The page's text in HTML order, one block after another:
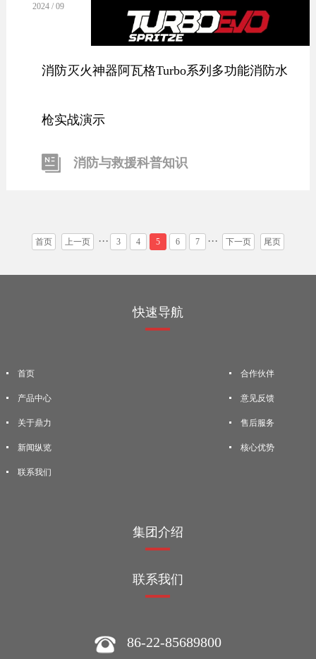
2024 / 09
消防灭火神器阿瓦格Turbo系列多功能消防水
枪实战演示
消防与救援科普知识
首页 上一页 ··· 3 4 5 6 7 ··· 下一页 尾页
快速导航
首页
产品中心
关于鼎力
新闻纵览
联系我们
合作伙伴
意见反馈
售后服务
核心优势
集团介绍
联系我们
86-22-85689800